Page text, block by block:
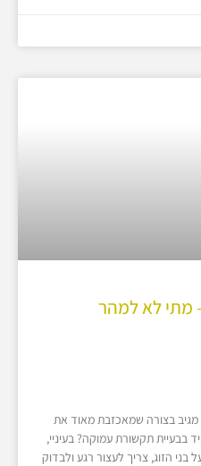
מתי לא למהר
בצורה שמאכזבת מאוד את
תקשורת עמוקה? בעיניי,
הזוג, צריך לעצור רגע ולבדוק